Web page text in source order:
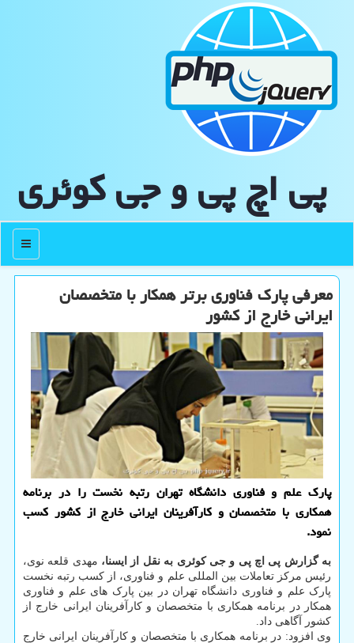
پی اچ پی و جی كوئری
منو
معرفی پارك فناوری برتر همكار با متخصصان
ایرانی خارج از كشور
پارك علم و فناوری دانشگاه تهران رتبه نخست را در برنامه
همكاری با متخصصان و كارآفرینان ایرانی خارج از كشور كسب
نمود.
به گزارش پی اچ پی و جی کوئری به نقل از ایسنا، مهدی قلعه نوی،
رئیس مرکز تعاملات بین المللی علم و فناوری، از کسب رتبه نخست
پارک علم و فناوری دانشگاه تهران در بین پارک های علم و فناوری
همکار در برنامه همکاری با متخصصان و کارآفرینان ایرانی خارج از
کشور آگاهی داد.
وی افزود: در برنامه همکاری با متخصصان و کارآفرینان ایرانی خارج